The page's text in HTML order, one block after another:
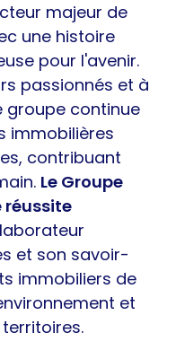
majeur de
une histoire
pour l'avenir.
passionnés et à
groupe continue
immobilières
contribuant
Le Groupe
réussite
et son savoir-
immobiliers de
et